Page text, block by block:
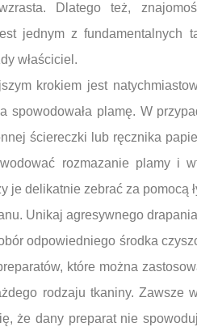
Dlatego też,
jednym z fundamentalnych
właściciel.
krokiem jest
spowodowała plamę. W
ściereczki lub ręcznika
rozmazanie plamy i
je delikatnie zebrać za pomocą
Unikaj agresywnego
odpowiedniego środka
które można
rodzaju tkaniny. Zawsze
że dany preparat nie